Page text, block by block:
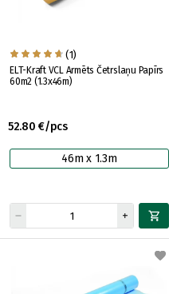
(1)
ELT-Kraft VCL Armēts Četrslaņu Papīrs
60m2 (1.3x46m)
52.80 €/pcs
46m x 1.3m